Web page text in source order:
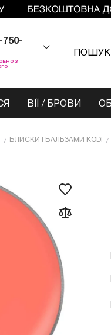
750-
З
ПОШУК
ВІЇ / БРОВИ
БЛИСКИ І БАЛЬЗАМИ KODI